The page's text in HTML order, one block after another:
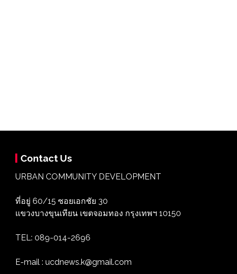
Contact Us
URBAN COMMUNITY DEVELOPMENT
ที่อยู่ 60/15 ซอยเอกชัย 30
แขวงบางขุนเทียน เขตจอมทอง กรุงเทพฯ 10150
TEL: 089-014-2696
E-mail : ucdnews.k@gmail.com